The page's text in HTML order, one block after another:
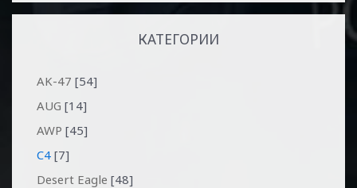
КАТЕГОРИИ
AK-47 [54]
AUG [14]
AWP [45]
C4 [7]
Desert Eagle [48]